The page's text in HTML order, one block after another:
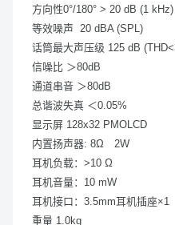
方向性0°/180° > 20 dB (1 kHz)
等效噪声 20 dBA (SPL)
话筒最大声压级 125 dB
信噪比 ＞80dB
通道串音 ＞80dB
总谐波失真 ＜0.05%
显示屏 128x32 PMOLCD
内置扬声器: 8Ω 2W
耳机负载：>10 Ω
耳机音量：10 mW
耳机接口：3.5mm耳机插座×1
重量 1.0kg